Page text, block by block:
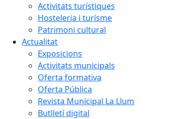
Activitats turístiques
Hosteleria i turísme
Patrimoni cultural
Actualitat
Exposicions
Activitats municipals
Oferta formativa
Oferta Pública
Revista Municipal La Llum
Butlletí digital